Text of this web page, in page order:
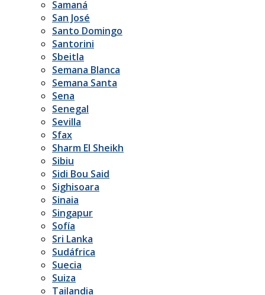
Samaná
San José
Santo Domingo
Santorini
Sbeitla
Semana Blanca
Semana Santa
Sena
Senegal
Sevilla
Sfax
Sharm El Sheikh
Sibiu
Sidi Bou Said
Sighisoara
Sinaia
Singapur
Sofía
Sri Lanka
Sudáfrica
Suecia
Suiza
Tailandia